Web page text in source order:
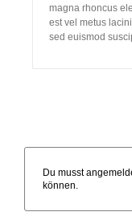
magna rhoncus
est vel metus
sed euismod
Du musst
können.